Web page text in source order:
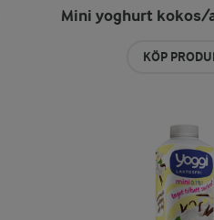
Mini yoghurt kokos/
KÖP